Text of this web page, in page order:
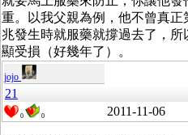
重。以我父親為例，他不曾真
兆發生時就服藥就撐過去了，
顯受損（好幾年了）。
jojo
21
0 0 2011-11-06